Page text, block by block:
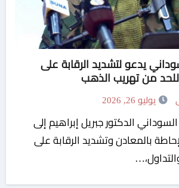
يدعو لتشديد الرقابة على
من تهريب الذهب
يوليو 26, 2026
بالمعادن وتشديد الرقابة على